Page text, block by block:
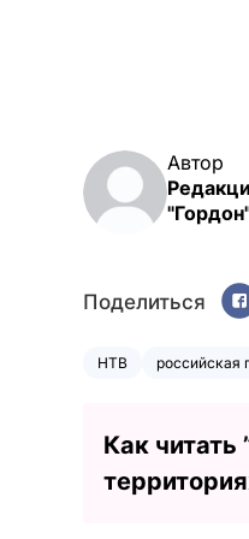
Автор
Поделиться
НТВ российская
Как